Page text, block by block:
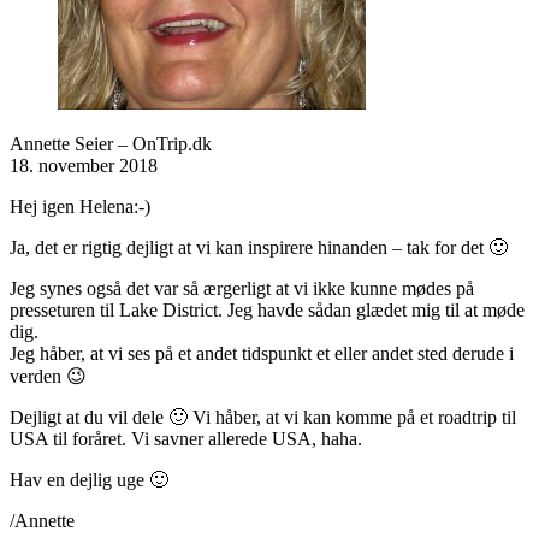
Annette Seier – OnTrip.dk
18. november 2018
Hej igen Helena:-)
Ja, det er rigtig dejligt at vi kan inspirere hinanden – tak for det 🙂
Jeg synes også det var så ærgerligt at vi ikke kunne mødes på
presseturen til Lake District. Jeg havde sådan glædet mig til at møde
dig.
Jeg håber, at vi ses på et andet tidspunkt et eller andet sted derude i
verden 😉
Dejligt at du vil dele 🙂 Vi håber, at vi kan komme på et roadtrip til
USA til foråret. Vi savner allerede USA, haha.
Hav en dejlig uge 🙂
/Annette